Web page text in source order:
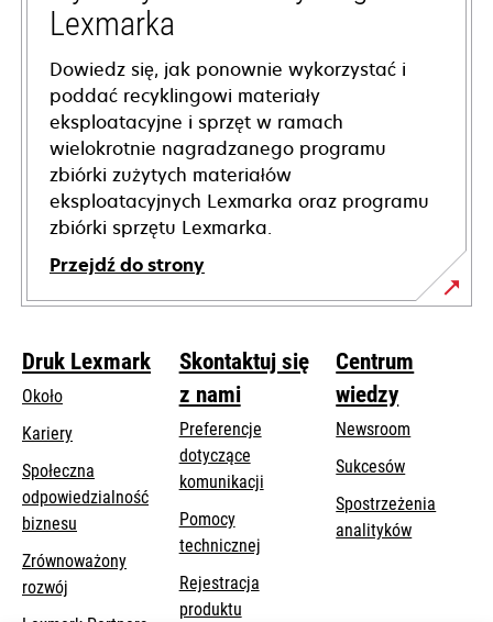
Lexmarka
Dowiedz się, jak ponownie wykorzystać i
poddać recyklingowi materiały
eksploatacyjne i sprzęt w ramach
wielokrotnie nagradzanego programu
zbiórki zużytych materiałów
eksploatacyjnych Lexmarka oraz programu
zbiórki sprzętu Lexmarka.
Przejdź do strony
Druk Lexmark
Około
Kariery
Społeczna
odpowiedzialność
biznesu
a
Zrównoważony
rozwój
Skontaktuj się
z nami
Preferencje
dotyczące
komunikacji
Pomocy
technicznejopens
a
Rejestracja
produktu
Centrum
wiedzy
Newsroom
Sukcesów
Spostrzeżenia
analityków